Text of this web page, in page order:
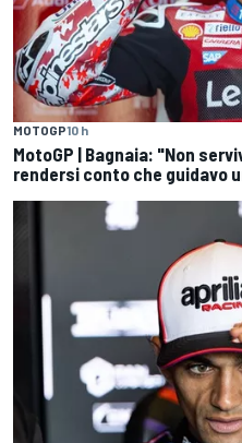
MOTOGP10 h
MotoGP | Bagnaia: "Non
rendersi conto che guidavo